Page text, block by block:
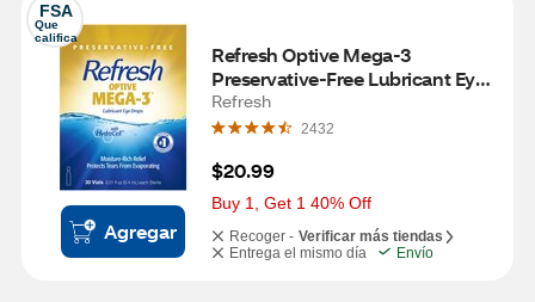
FSA
Que
califica
Agregar
Refresh Optive Mega-3
Preservative-Free Lubricant Eye
Drops, 30 ct, 0.01 fl oz (0.4 mL)
Refresh
2432
$20.99
Buy 1, Get 1 40% Off
Recoger - Verificar más tiendas
Entrega el mismo día
Envío